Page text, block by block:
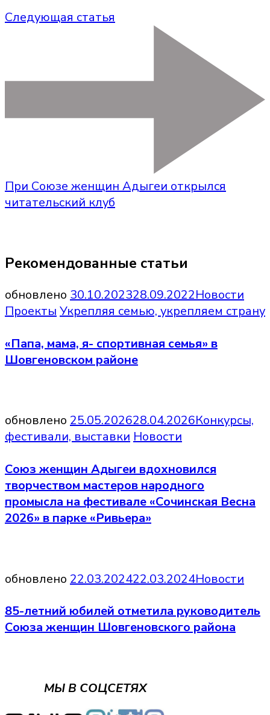
Следующая статья
При Союзе женщин Адыгеи открылся
читательский клуб
Рекомендованные статьи
обновлено 30.10.202328.09.2022Новости
Проекты Укрепляя семью, укрепляем страну
«Папа, мама, я- спортивная семья» в
Шовгеновском районе
обновлено 25.05.202628.04.2026Конкурсы,
фестивали, выставкиНовости
Союз женщин Адыгеи вдохновился
творчеством мастеров народного
промысла на фестивале «Сочинская Весна
2026» в парке «Ривьера»
обновлено 22.03.202422.03.2024Новости
85-летний юбилей отметила руководитель
Союза женщин Шовгеновского района
МЫ В СОЦСЕТЯХ